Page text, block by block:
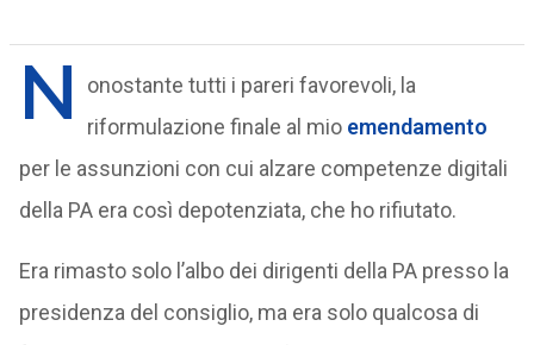
N
onostante tutti i pareri favorevoli, la
riformulazione finale al mio emendamento
per le assunzioni con cui alzare competenze digitali
della PA era così depotenziata, che ho rifiutato.
Era rimasto solo l’albo dei dirigenti della PA presso la
presidenza del consiglio, ma era solo qualcosa di